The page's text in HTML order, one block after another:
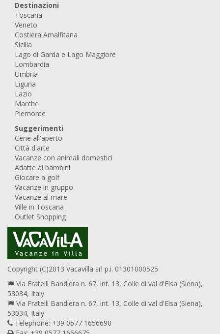
Destinazioni
Toscana
Veneto
Costiera Amalfitana
Sicilia
Lago di Garda e Lago Maggiore
Lombardia
Umbria
Liguria
Lazio
Marche
Piemonte
Suggerimenti
Cene all'aperto
Città d'arte
Vacanze con animali domestici
Adatte ai bambini
Giocare a golf
Vacanze in gruppo
Vacanze al mare
Ville in Toscana
Outlet Shopping
Copyright (C)2013 Vacavilla srl p.i. 01301000525
Via Fratelli Bandiera n. 67, int. 13, Colle di val d'Elsa (Siena),
53034, Italy
Via Fratelli Bandiera n. 67, int. 13, Colle di val d'Elsa (Siena),
53034, Italy
Telephone: +39 0577 1656690